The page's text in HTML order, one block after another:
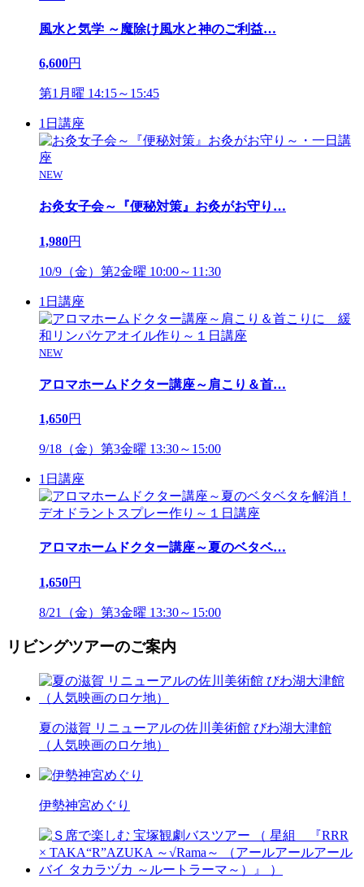
風水と気学 ～魔除け風水と神のご利益…
6,600円
第1月曜 14:15～15:45
1日講座
NEW
お灸女子会～『便秘対策』お灸がお守り …
1,980円
10/9（金）第2金曜 10:00～11:30
1日講座
NEW
アロマホームドクター講座～肩こり＆首…
1,650円
9/18（金）第3金曜 13:30～15:00
1日講座
アロマホームドクター講座～夏のベタベ…
1,650円
8/21（金）第3金曜 13:30～15:00
リビングツアーのご案内
夏の滋賀 リニューアルの佐川美術館 びわ湖大津館
（人気映画のロケ地）
伊勢神宮めぐり